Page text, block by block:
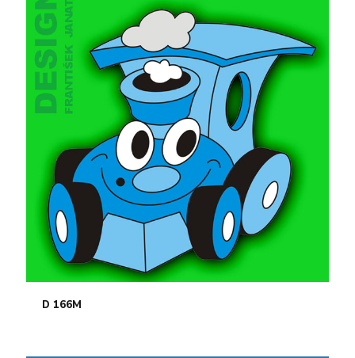
D 166M